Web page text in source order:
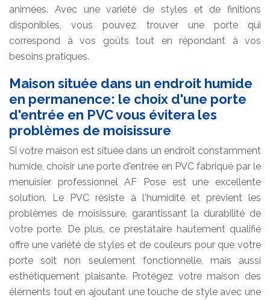
animées. Avec une variété de styles et de finitions
disponibles, vous pouvez trouver une porte qui
correspond à vos goûts tout en répondant à vos
besoins pratiques.
Maison située dans un endroit humide
en permanence: le choix d'une porte
d'entrée en PVC vous évitera les
problèmes de moisissure
Si votre maison est située dans un endroit constamment
humide, choisir une porte d'entrée en PVC fabriqué par le
menuisier professionnel AF Pose est une excellente
solution. Le PVC résiste à l'humidité et prévient les
problèmes de moisissure, garantissant la durabilité de
votre porte. De plus, ce prestataire hautement qualifié
offre une variété de styles et de couleurs pour que votre
porte soit non seulement fonctionnelle, mais aussi
esthétiquement plaisante. Protégez votre maison des
éléments tout en ajoutant une touche de style avec une